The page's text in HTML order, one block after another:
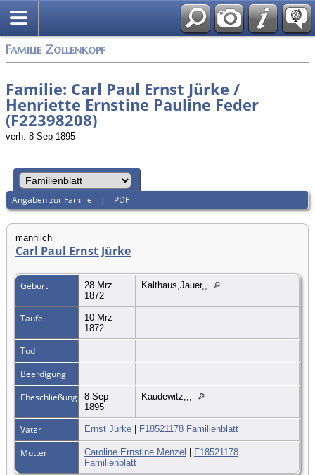
Familie Zollenkopf
Familie: Carl Paul Ernst Jürke /
Henriette Ernstine Pauline Feder
(F22398208)
verh. 8 Sep 1895
Angaben zur Familie | PDF
männlich
Carl Paul Ernst Jürke
Geburt
28 Mrz
1872
Kalthaus,Jauer,,
Taufe
10 Mrz
1872
Tod
Beerdigung
Eheschließung
8 Sep
1895
Kaudewitz,,,
Vater Ernst Jürke | F18521178 Familienblatt
Mutter Caroline Ernstine Menzel | F18521178
Familienblatt